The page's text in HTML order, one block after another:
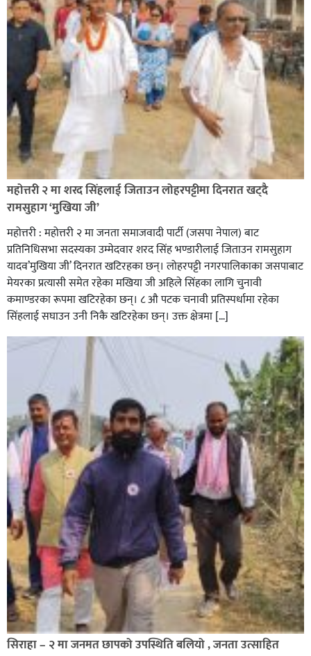
सिराहा-२ मा संजय यादव भिड्ने !
रक्तदान सेवामा जिल्लामै दोस्रो स्थान ल्याएकोमा जनमत नेताद्वय
रेडक्रस सिराहा द्वारा सम्मानित
सिराहाको औरहीमा जेन-जी भेला सम्पन्न
महोत्तरी २ मा शरद सिंहलाई जिताउन लोहरपट्टीमा दिनरात खट्दै
रामसुहाग ‘मुखिया जी’
महोत्तरी : महोत्तरी २ मा जनता समाजवादी पार्टी (जसपा नेपाल) बाट
प्रतिनिधिसभा सदस्यका उम्मेदवार शरद सिंह भण्डारीलाई जिताउन रामसुहाग
यादव’मुखिया जी’ दिनरात खटिरहका छन्। लोहरपट्टी नगरपालिकाका जसपाबाट
मेयरका प्रत्यासी समेत रहेका मखिया जी अहिले सिंहका लागि चुनावी
कमाण्डरका रूपमा खटिरहेका छन्। ८ औ पटक चनावी प्रतिस्पर्धामा रहेका
सिंहलाई सघाउन उनी निकै खटिरहेका छन्। उक्त क्षेत्रमा […]
सिराहा – २ मा जनमत छापको उपस्थिति बलियो , जनता उत्साहित